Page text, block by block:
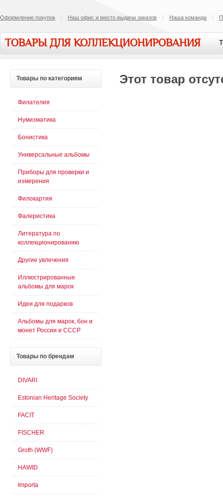
Оформление покупок Наш офис и место выдачи заказов Наша команда
ТОВАРЫ ДЛЯ КОЛЛЕКЦИОНИРОВАНИЯ
Этот товар
Товары по категориям
Филателия
Нумизматика
Бонистика
Универсальные альбомы
Приборы для проверки и
измерения
Филокартия
Фалеристика
Литература по
коллекционированию
Другие увлечения
Иллюстрированные
альбомы для марок
Идеи для подарков
Альбомы для марок, бон и
монет России и СССР
Товары по брендам
DIVARI
Estonian Heritage Society
FACIT
FISCHER
Groth (WWF)
HAWID
Importa